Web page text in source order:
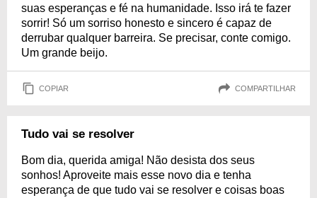
suas esperanças e fé na humanidade. Isso irá te fazer
sorrir! Só um sorriso honesto e sincero é capaz de
derrubar qualquer barreira. Se precisar, conte comigo.
Um grande beijo.
COPIAR COMPARTILHAR
Tudo vai se resolver
Bom dia, querida amiga! Não desista dos seus
sonhos! Aproveite mais esse novo dia e tenha
esperança de que tudo vai se resolver e coisas boas